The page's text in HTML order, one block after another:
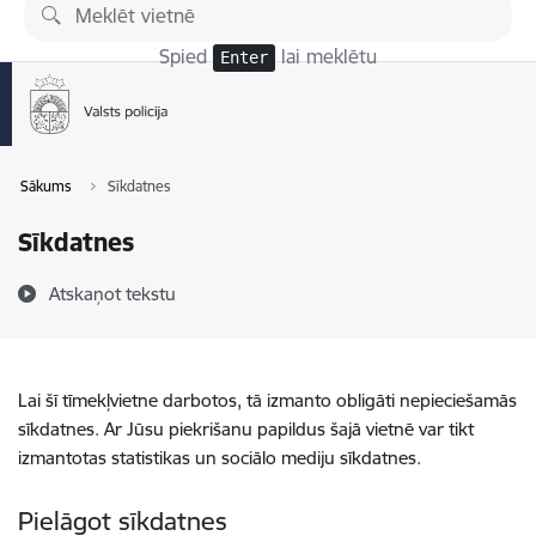
Pāriet uz lapas saturu
Spied Enter lai meklētu
Sākums Sīkdatnes
Sīkdatnes
Atskaņot tekstu
Lai šī tīmekļvietne darbotos, tā izmanto obligāti nepieciešamās
sīkdatnes. Ar Jūsu piekrišanu papildus šajā vietnē var tikt
izmantotas statistikas un sociālo mediju sīkdatnes.
Pielāgot sīkdatnes